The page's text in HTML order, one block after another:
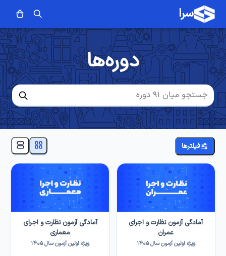
سرا
دوره‌ها
فیلترها
آمادگی آزمون نظارت و اجرای
عمران
ویژه اولین آزمون سال ۱۴۰۵
آمادگی آزمون نظارت و اجرای
معماری
ویژه اولین آزمون سال ۱۴۰۵